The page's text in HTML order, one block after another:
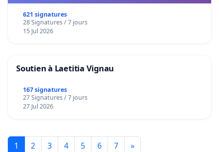
621 signatures
28 Signatures / 7 jours
15 Jul 2026
Soutien à Laetitia Vignau
167 signatures
27 Signatures / 7 jours
27 Jul 2026
1 2 3 4 5 6 7 »